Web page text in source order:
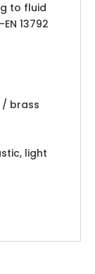
to fluid
13792
/ brass
light